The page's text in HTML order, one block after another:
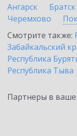
Ангарск
Братск
Черемхово
Смотрите также:
Забайкальский
Республика
Республика Тыва
Партнеры в